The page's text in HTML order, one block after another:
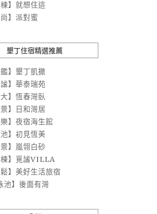
棟】就想住這
尚】派對蜜
墾丁住宿精選推薦
鑑】墾丁凱撒
謐】華泰瑞苑
大】恆春灣臥
景】日和灣居
樂】夜宿海生館
池】初見恆美
景】嵐翎白砂
棟】覓謐VILLA
鬆】美好生活旅宿
池】後面有灣